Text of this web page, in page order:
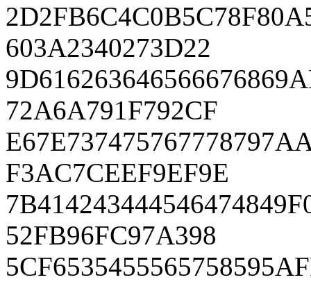
603A2340273D22
72A6A791F792CF
F3AC7CEEF9EF9E
52FB96FC97A398